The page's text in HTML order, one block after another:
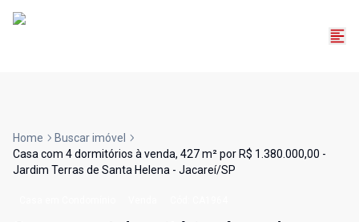
Home
Buscar imóvel
Casa com 4 dormitórios à venda, 427 m² por R$ 1.380.000,00 -
Jardim Terras de Santa Helena - Jacareí/SP